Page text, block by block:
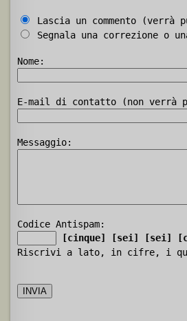
Lascia un commento (verrà
Segnala una correzione o
Nome:
E-mail di contatto (non verrà
Messaggio:
Codice Antispam:
[cinque]
[sei] [sei]
Riscrivi a lato, in cifre, i